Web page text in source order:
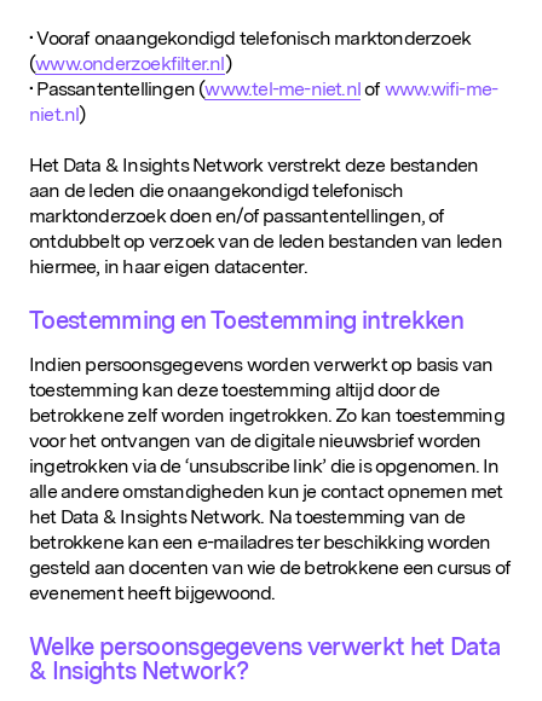
• Vooraf onaangekondigd telefonisch marktonderzoek
(www.onderzoekfilter.nl)
• Passantentellingen (www.tel-me-niet.nlofwww.wifi-me-
niet.nl)
Het Data & Insights Network verstrekt deze bestanden
aan de leden die onaangekondigd telefonisch
marktonderzoek doen en/of passantentellingen, of
ontdubbelt op verzoek van de leden bestanden van leden
hiermee, in haar eigen datacenter.
Toestemming en Toestemming intrekken
Indien persoonsgegevens worden verwerkt op basis van
toestemming kan deze toestemming altijd door de
betrokkene zelf worden ingetrokken. Zo kan toestemming
voor het ontvangen van de digitale nieuwsbrief worden
ingetrokken via de ‘unsubscribe link’ die is opgenomen. In
alle andere omstandigheden kun je contact opnemen met
het Data & Insights Network. Na toestemming van de
betrokkene kan een e-mailadres ter beschikking worden
gesteld aan docenten van wie de betrokkene een cursus of
evenement heeft bijgewoond.
Welke persoonsgegevens verwerkt het Data
& Insights Network?